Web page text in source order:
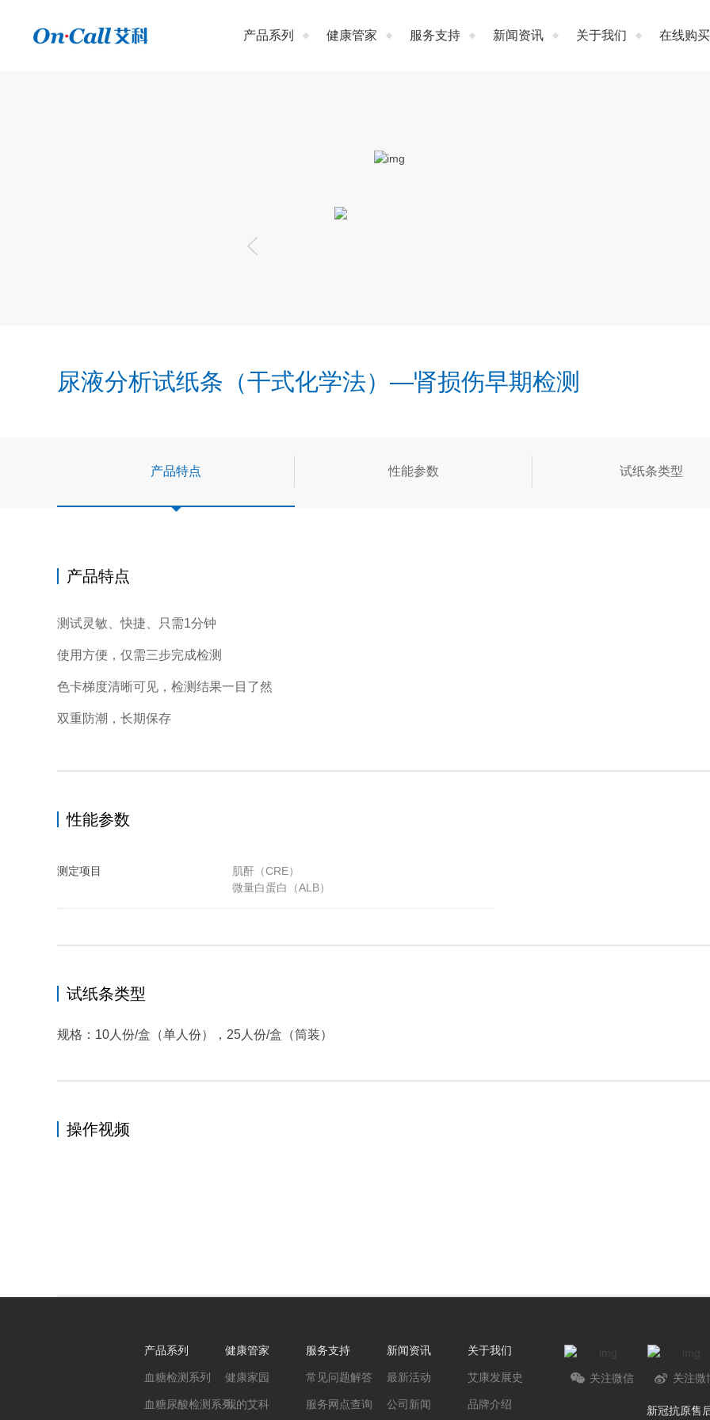
产品系列 健康管家 服务支持 新闻资讯 关于我们 在线购买
尿液分析试纸条（干式化学法）—肾损伤早期检测
产品特点 性能参数 试纸条类型
产品特点
测试灵敏、快捷、只需1分钟
使用方便，仅需三步完成检测
色卡梯度清晰可见，检测结果一目了然
双重防潮，长期保存
性能参数
测定项目
肌酐（CRE）
微量白蛋白（ALB）
试纸条类型
规格：10人份/盒（单人份），25人份/盒（筒装）
操作视频
产品系列
血糖检测系列
血糖尿酸检测系列
健康管家
健康家园
我的艾科
服务支持
常见问题解答
服务网点查询
新闻资讯
最新活动
公司新闻
关于我们
艾康发展史
品牌介绍
关注微信 关注微
新冠抗原售